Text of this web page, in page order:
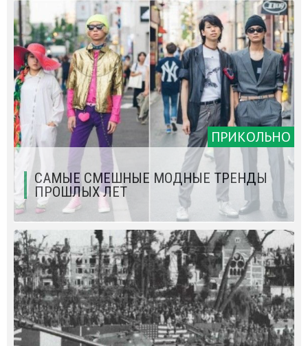
ПРИКОЛЬНО
САМЫЕ СМЕШНЫЕ МОДНЫЕ ТРЕНДЫ
ПРОШЛЫХ ЛЕТ